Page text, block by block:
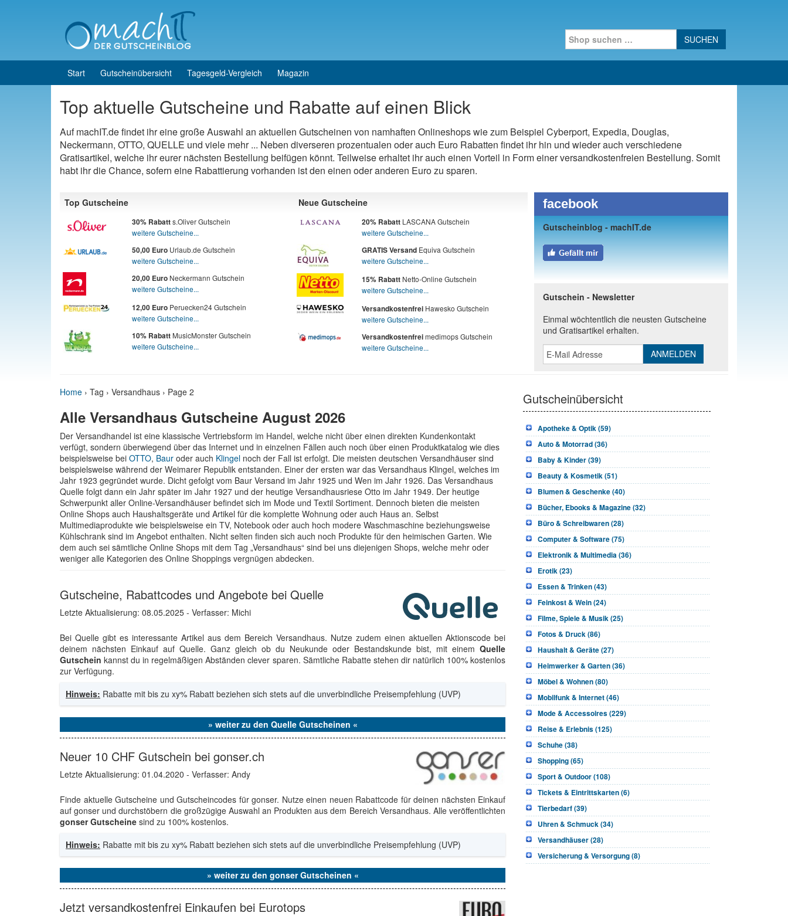
Search for:
Start Gutscheinübersicht Tagesgeld-Vergleich Magazin
Top aktuelle Gutscheine und Rabatte auf einen Blick
Auf machIT.de findet ihr eine große Auswahl an aktuellen Gutscheinen von namhaften Onlineshops wie zum Beispiel Cyberport, Expedia, Douglas,
Neckermann, OTTO, QUELLE und viele mehr ... Neben diverseren prozentualen oder auch Euro Rabatten findet ihr hin und wieder auch verschiedene
Gratisartikel, welche ihr eurer nächsten Bestellung beifügen könnt. Teilweise erhaltet ihr auch einen Vorteil in Form einer versandkostenfreien Bestellung. Somit
habt ihr die Chance, sofern eine Rabattierung vorhanden ist den einen oder anderen Euro zu sparen.
Top Gutscheine
30% Rabatts.Oliver Gutschein
weitere Gutscheine...
50,00 Euro Urlaub.de Gutschein
weitere Gutscheine...
20,00 Euro Neckermann Gutschein
weitere Gutscheine...
12,00 Euro Peruecken24 Gutschein
weitere Gutscheine...
10% Rabatt MusicMonster Gutschein
weitere Gutscheine...
Neue Gutscheine
20% Rabatt LASCANA Gutschein
weitere Gutscheine...
GRATIS Versand Equiva Gutschein
weitere Gutscheine...
15% Rabatt Netto-Online Gutschein
weitere Gutscheine...
Versandkostenfrei Hawesko Gutschein
weitere Gutscheine...
Versandkostenfreimedimops Gutschein
weitere Gutscheine...
facebook
Gutscheinblog - machIT.de
Gutschein - Newsletter
Einmal wöchtentlich die neusten Gutscheine
und Gratisartikel erhalten.
Home › Tag › Versandhaus › Page 2
Alle Versandhaus Gutscheine August 2026
Der Versandhandel ist eine klassische Vertriebsform im Handel, welche nicht über einen direkten Kundenkontakt
verfügt, sondern überwiegend über das Internet und in einzelnen Fällen auch noch über einen Produktkatalog wie dies
beispielsweise bei OTTO, Baur oder auch Klingel noch der Fall ist erfolgt. Die meisten deutschen Versandhäuser sind
beispielsweise während der Weimarer Republik entstanden. Einer der ersten war das Versandhaus Klingel, welches im
Jahr 1923 gegründet wurde. Dicht gefolgt vom Baur Versand im Jahr 1925 und Wen im Jahr 1926. Das Versandhaus
Quelle folgt dann ein Jahr später im Jahr 1927 und der heutige Versandhausriese Otto im Jahr 1949. Der heutige
Schwerpunkt aller Online-Versandhäuser befindet sich im Mode und Textil Sortiment. Dennoch bieten die meisten
Online Shops auch Haushaltsgeräte und Artikel für die komplette Wohnung oder auch Haus an. Selbst
Multimediaprodukte wie beispielsweise ein TV, Notebook oder auch hoch modere Waschmaschine beziehungsweise
Kühlschrank sind im Angebot enthalten. Nicht selten finden sich auch noch Produkte für den heimischen Garten. Wie
dem auch sei sämtliche Online Shops mit dem Tag „Versandhaus“ sind bei uns diejenigen Shops, welche mehr oder
weniger alle Kategorien des Online Shoppings vergnügen abdecken.
Gutscheine, Rabattcodes und Angebote bei Quelle
Letzte Aktualisierung: 08.05.2025 - Verfasser: Michi
Bei Quelle gibt es interessante Artikel aus dem Bereich Versandhaus. Nutze zudem einen aktuellen Aktionscode bei
deinem nächsten Einkauf auf Quelle. Ganz gleich ob du Neukunde oder Bestandskunde bist, mit einem Quelle
Gutschein kannst du in regelmäßigen Abständen clever sparen. Sämtliche Rabatte stehen dir natürlich 100% kostenlos
zur Verfügung.
Hinweis: Rabatte mit bis zu xy% Rabatt beziehen sich stets auf die unverbindliche Preisempfehlung (UVP)
» weiter zu den Quelle Gutscheinen «
Neuer 10 CHF Gutschein bei gonser.ch
Letzte Aktualisierung: 01.04.2020 - Verfasser: Andy
Finde aktuelle Gutscheine und Gutscheincodes für gonser. Nutze einen neuen Rabattcode für deinen nächsten Einkauf
auf gonser und durchstöbern die großzügige Auswahl an Produkten aus dem Bereich Versandhaus. Alle veröffentlichten
gonser Gutscheine sind zu 100% kostenlos.
Hinweis: Rabatte mit bis zu xy% Rabatt beziehen sich stets auf die unverbindliche Preisempfehlung (UVP)
» weiter zu den gonser Gutscheinen «
Jetzt versandkostenfrei Einkaufen bei Eurotops
Gutscheinübersicht
Apotheke & Optik (59)
Auto & Motorrad (36)
Baby & Kinder (39)
Beauty & Kosmetik (51)
Blumen & Geschenke (40)
Bücher, Ebooks & Magazine (32)
Büro & Schreibwaren (28)
Computer & Software (75)
Elektronik & Multimedia (36)
Erotik (23)
Essen & Trinken (43)
Feinkost & Wein (24)
Filme, Spiele & Musik (25)
Fotos & Druck (86)
Haushalt & Geräte (27)
Heimwerker & Garten (36)
Möbel & Wohnen (80)
Mobilfunk & Internet (46)
Mode & Accessoires (229)
Reise & Erlebnis (125)
Schuhe (38)
Shopping (65)
Sport & Outdoor (108)
Tickets & Eintrittskarten (6)
Tierbedarf (39)
Uhren & Schmuck (34)
Versandhäuser (28)
Versicherung & Versorgung (8)